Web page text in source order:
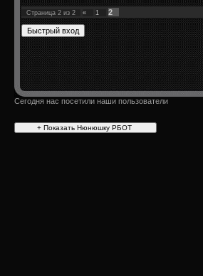
Страница 2 из 2 « 1 2
Сегодня нас посетили наши пользователи